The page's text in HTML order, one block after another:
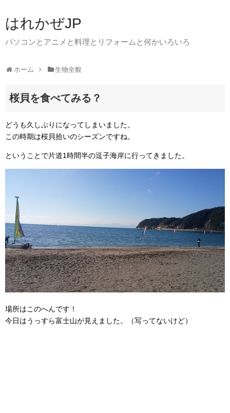
はれかぜJP
パソコンとアニメと料理とリフォームと何かいろいろ
ホーム 生物全般
桜貝を食べてみる？
どうも久しぶりになってしまいました。
この時期は桜貝拾いのシーズンですね。
ということで片道1時間半の逗子海岸に行ってきました。
場所はこのへんです！
今日はうっすら富士山が見えました。（写ってないけど）